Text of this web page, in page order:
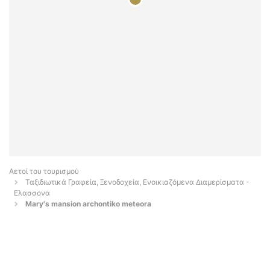
Αετοί του τουρισμού
Ταξιδιωτικά Γραφεία, Ξενοδοχεία, Ενοικιαζόμενα Διαμερίσματα -
Ελασσονα
Mary's mansion archontiko meteora